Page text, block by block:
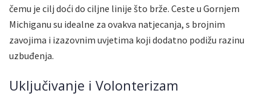
čemu je cilj doći do ciljne linije što brže. Ceste u Gornjem
Michiganu su idealne za ovakva natjecanja, s brojnim
zavojima i izazovnim uvjetima koji dodatno podižu razinu
uzbuđenja.
Uključivanje i Volonterizam